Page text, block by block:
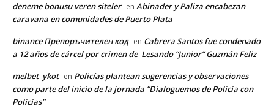
deneme bonusu veren siteler en Abinader y Paliza encabezan
caravana en comunidades de Puerto Plata
binance Препоръчителен код en Cabrera Santos fue condenado
a 12 años de cárcel por crimen de Lesando “Junior” Guzmán Feliz
melbet_ykot en Policías plantean sugerencias y observaciones
como parte del inicio de la jornada “Dialoguemos de Policía con
Policías”